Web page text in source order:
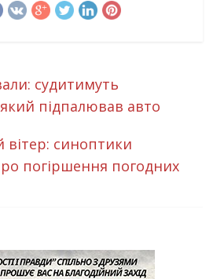
судитимуть
підпалював авто
вітер: синоптики
погіршення погодних